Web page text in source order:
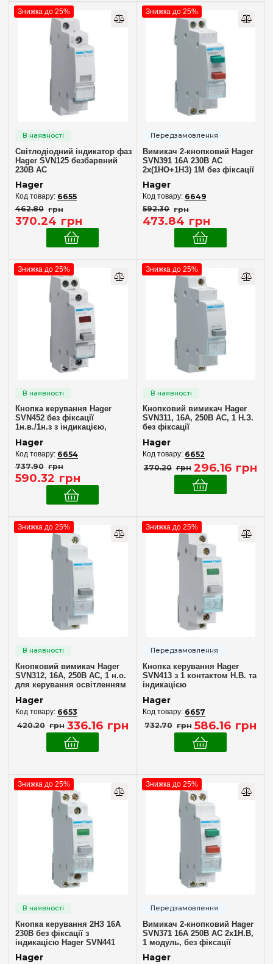
Знижка до 25%
Світлодіодний індикатор фаз
Hager SVN125 безбарвний
230В АС
Hager
6655
462.80 грн
370.24 грн
Знижка до 25%
Вимикач 2-кнопковий Hager
SVN391 16A 230В AC
2х(1НО+1НЗ) 1М без фіксації
Hager
6649
592.30 грн
473.84 грн
Знижка до 25%
Кнопка керування Hager
SVN452 без фіксації
1н.в./1н.з з індикацією,
Hager
6654
737.90 грн
590.32 грн
Знижка до 25%
Кнопковий вимикач Hager
SVN311, 16A, 250В AC, 1 Н.З.
без фіксації
Hager
6652
370.20 грн 296.16 грн
Знижка до 25%
Кнопковий вимикач Hager
SVN312, 16A, 250В AC, 1 н.о.
для керування освітленням
Hager
6653
420.20 грн 336.16 грн
Знижка до 25%
Кнопка керування Hager
SVN413 з 1 контактом Н.В. та
індикацією
Hager
6657
732.70 грн 586.16 грн
Знижка до 25%
Кнопка керування 2НЗ 16А
230В без фіксації з
індикацією Hager SVN441
Hager
Знижка до 25%
Вимикач 2-кнопковий Hager
SVN371 16A 250В AC 2х1Н.В,
1 модуль, без фіксації
Hager